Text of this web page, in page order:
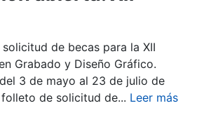
de becas para la XII
Grabado y Diseño Gráfico.
3 de mayo al 23 de julio de
de solicitud de... Leer más